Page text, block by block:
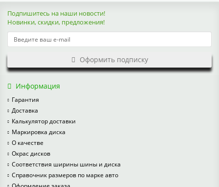
Подпишитесь на наши новости!
Новинки, скидки, предложения!
Оформить подписку
Информация
Гарантия
Доставка
Калькулятор доставки
Маркировка диска
О качестве
Окрас дисков
Соответствия ширины шины и диска
Справочник размеров по марке авто